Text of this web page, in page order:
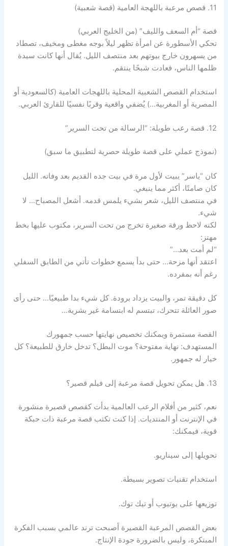
11. قصص مرعبة باللهجة العامية (قصة شعبية)
قصة “أم السعف والليف” (من الخليج العربي)
تحكي الأسطورة عن امرأة تظهر ليلاً بوجه مغطى ومخيف، تصطاد
من يسهرون خارج بيوتهم بعد منتصف الليل. يُقال أنها كانت سيدة
ظلمها الناس، فعادت شبحًا ينتقم.
استخدام القصص الشعبية المحلية باللهجات العامية (كالسعودية أو
المصرية أو المغربية…) يُضفي واقعية وقربًا نفسيًا للقارئ العربي.
12. قصة رعب طويلة: “الرسالة من تحت السرير”
(نموذج عملي على قصة طويلة حصرية لتطبيق ما سبق)
كان “ياسر” يبيت لأول مرة في بيت جده القديم بعد وفاته. الليل
كان صامتًا، أكثر مما ينبغي.
في منتصف الليل، شعر بشيء يلمس قدمه. أشعل المصباح… لا
شيء.
لكنه لاحظ ورقة صغيرة تخرج من تحت السرير، مكتوب عليها بخط
مهتز:
“لم أمت بعد…”
اعتقد أنها مزحة… حتى بدأ يسمع خطوات تأتي من الطابق السفلي
رغم أنه بمفرده.
كل دقيقة تمر، والبيت يزداد برودة. كل شيء بدا طبيعيًا… حتى رأى
صور العائلة تتحرك، تبتسم له ابتسامة غير بشرية…
القصة مستمرة ويمكنك تخصيص نهايتها حسب جمهورك
المستهدف: نهاية مفتوحة؟ موت البطل؟ تدخل خارق للطبيعة؟ كل
خيار له جمهور.
13. هل يمكن تحويل قصة مرعبة إلى فيلم قصير؟
نعم، كثير من أفلام الرعب العالمية بدأت كقصص قصيرة منشورة
في الإنترنت أو المنتديات. إذا كنت تكتب قصة مرعبة ذات حبكة
قوية، فيمكنك:
تحويلها إلى سيناريو.
استخدام تقنيات تصوير بسيطة.
توزيعها على يوتيوب أو تيك توك.
بعض القصص المرعبة القصيرة أصبحت ترند عالمي بسبب الفكرة
المبتكرة، وليس بالضرورة جودة الإنتاج.